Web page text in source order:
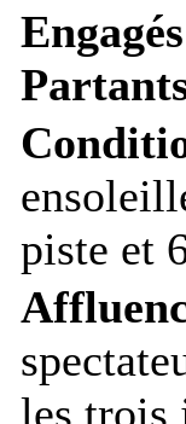
piste et
les trois